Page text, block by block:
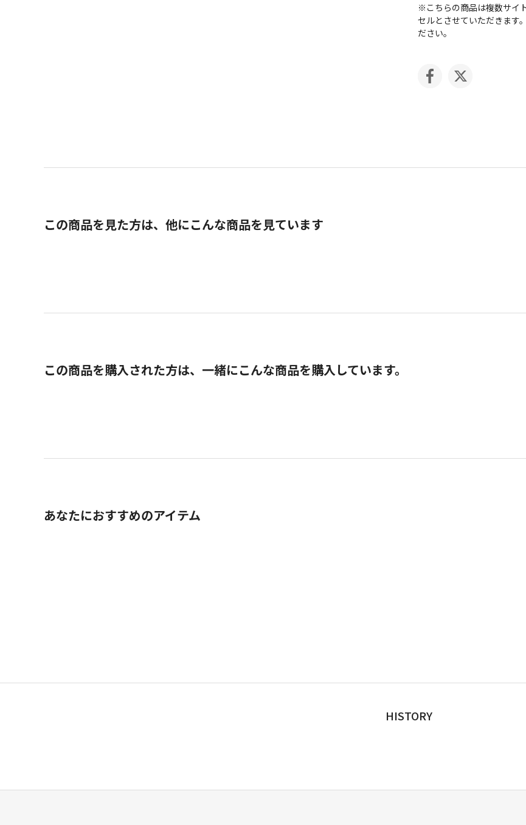
※こちらの商品は複数サイ
セルとさせていただきます
ださい。
この商品を見た方は、他にこんな商品を見ています
この商品を購入された方は、一緒にこんな商品を購入しています。
あなたにおすすめのアイテム
HISTORY